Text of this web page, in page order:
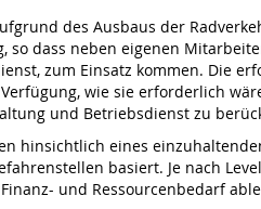
des Ausbaus der
dass neben eigenen
zum Einsatz kommen. Die
wie sie erforderlich
und Betriebsdienst zu
hinsichtlich eines
basiert. Je nach
und Ressourcenbedarf